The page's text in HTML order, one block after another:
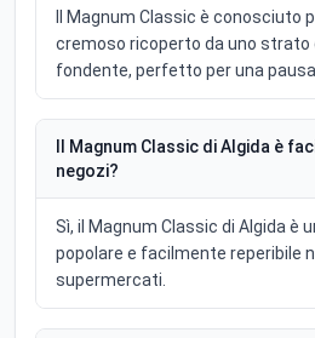
Il Magnum Classic è conosciuto
cremoso ricoperto da uno strato
fondente, perfetto per una pausa
Il Magnum Classic di Algida è
negozi?
Sì, il Magnum Classic di Algida è
popolare e facilmente reperibile
supermercati.